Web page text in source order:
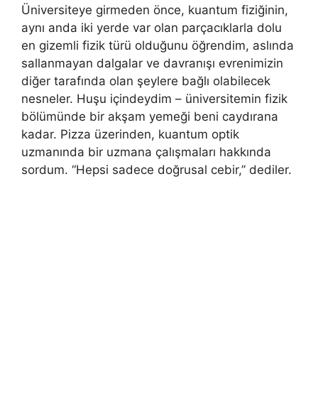
Üniversiteye girmeden önce, kuantum fiziğinin,
aynı anda iki yerde var olan parçacıklarla dolu
en gizemli fizik türü olduğunu öğrendim, aslında
sallanmayan dalgalar ve davranışı evrenimizin
diğer tarafında olan şeylere bağlı olabilecek
nesneler. Huşu içindeydim – üniversitemin fizik
bölümünde bir akşam yemeği beni caydırana
kadar. Pizza üzerinden, kuantum optik
uzmanında bir uzmana çalışmaları hakkında
sordum. “Hepsi sadece doğrusal cebir,” dediler.